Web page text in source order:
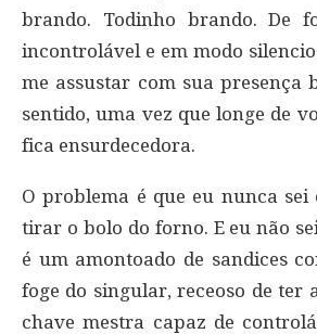
brando. Todinho brando. De
incontrolável e em modo
me assustar com sua presença
sentido, uma vez que longe de
fica ensurdecedora.
O problema é que eu nunca sei
tirar o bolo do forno. E eu não
é um amontoado de sandices
foge do singular, receoso de ter
chave mestra capaz de